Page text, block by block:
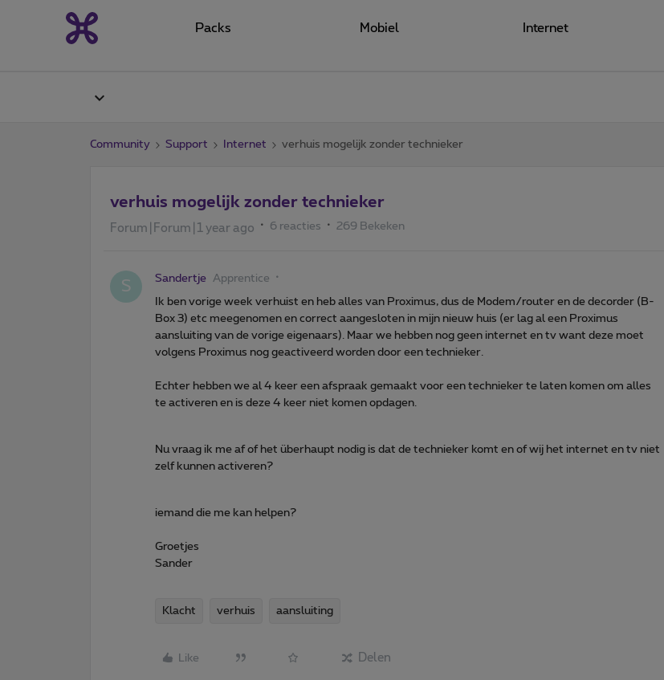
Packs Mobiel Internet
Community Support Internet verhuis mogelijk zonder technieker
verhuis mogelijk zonder technieker
Forum|Forum|1 year ago 6 reacties 269 Bekeken
S Sandertje Apprentice
Ik ben vorige week verhuist en heb alles van Proximus, dus de Modem/router en de decorder (B-
Box 3) etc meegenomen en correct aangesloten in mijn nieuw huis (er lag al een Proximus
aansluiting van de vorige eigenaars). Maar we hebben nog geen internet en tv want deze moet
volgens Proximus nog geactiveerd worden door een technieker.
Echter hebben we al 4 keer een afspraak gemaakt voor een technieker te laten komen om alles
te activeren en is deze 4 keer niet komen opdagen.
Nu vraag ik me af of het überhaupt nodig is dat de technieker komt en of wij het internet en tv niet
zelf kunnen activeren?
iemand die me kan helpen?
Groetjes
Sander
Klacht verhuis aansluiting
Like Delen